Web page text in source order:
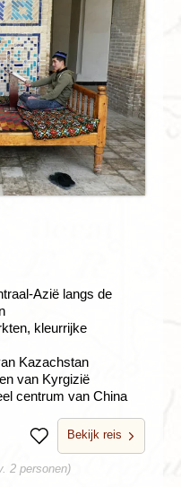
Azië langs de
kleurrijke
Kazachstan
van Kyrgizië
centrum van China
BewarenBekijk reis
2 personen)